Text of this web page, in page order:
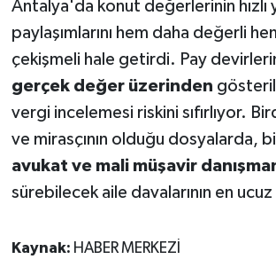
Antalya'da konut değerlerinin hızlı
paylaşımlarını hem daha değerli
çekişmeli hale getirdi. Pay
gerçek değer üzerinden
vergi incelemesi riskini sıfırlıyor.
ve mirasçının olduğu dosyalarda,
avukat ve mali müşavir
sürebilecek aile davalarının en
Kaynak: HABER MERKEZİ